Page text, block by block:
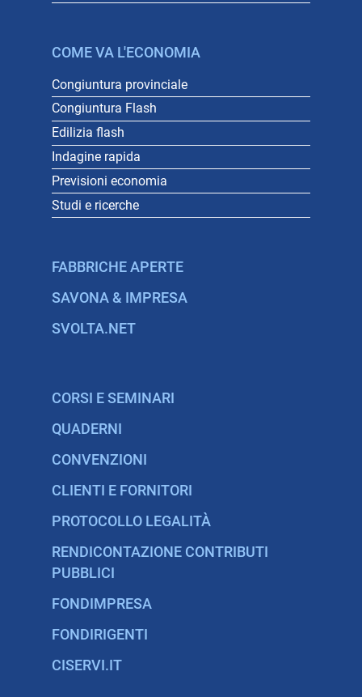
COME VA L'ECONOMIA
Congiuntura provinciale
Congiuntura Flash
Edilizia flash
Indagine rapida
Previsioni economia
Studi e ricerche
FABBRICHE APERTE
SAVONA & IMPRESA
SVOLTA.NET
CORSI E SEMINARI
QUADERNI
CONVENZIONI
CLIENTI E FORNITORI
PROTOCOLLO LEGALITÀ
RENDICONTAZIONE CONTRIBUTI
PUBBLICI
FONDIMPRESA
FONDIRIGENTI
CISERVI.IT